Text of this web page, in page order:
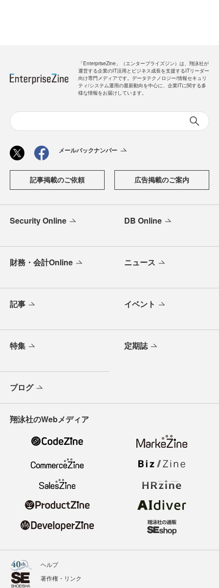
「EnterpriseZine」（エンタープライズジン）は、翔泳社が
運営する企業のIT活用とビジネス成長を支援するITリーダー
向け専門メディアです。データテクノロジー/情報セキュリ
ティ/システム運用の最新動向を中心に、企業ITに関する多
様な情報をお届けしています。
メールバックナンバー
記事掲載のご依頼 広告掲載のご案内
Security Online DB Online
財務・会計Online ニュース
記事 イベント
特集 定期誌
ブログ
翔泳社のWebメディア
ヘルプ
著作権・リンク